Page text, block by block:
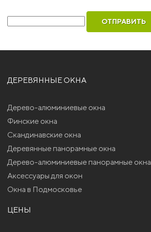
ДЕРЕВЯННЫЕ ОКНА
Дерево-алюминиевые окна
Финские окна
Скандинавские окна
Деревянные панорамные окна
Дерево-алюминиевые панорамные окна
Аксессуары для окон
Окна в Подмосковье
ЦЕНЫ